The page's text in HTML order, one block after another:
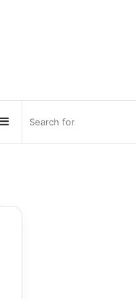
Sidebar